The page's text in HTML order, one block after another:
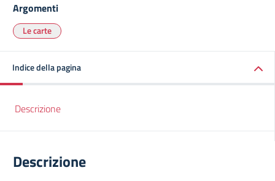
Argomenti
Le carte
Indice della pagina
Descrizione
Descrizione